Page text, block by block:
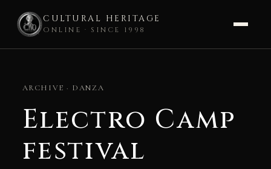
CULTURAL HERITAGE
ONLINE · SINCE 1998
contentARCHIVE · DANZA
Electro Camp
festival